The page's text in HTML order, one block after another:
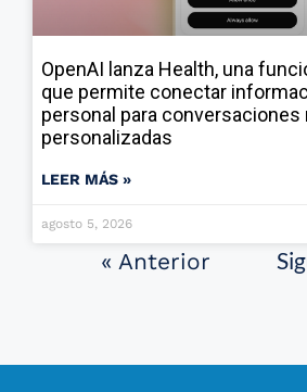
OpenAI lanza Health, una
que permite conectar
personal para conversaciones
personalizadas
LEER MÁS »
agosto 5, 2026
« Anterior